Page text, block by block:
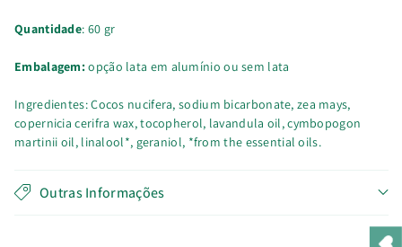
Quantidade: 60 gr
Embalagem:opção lata em alumínio ou sem lata
Ingredientes: Cocos nucifera, sodium bicarbonate, zea mays,
copernicia cerifra wax, tocopherol, lavandula oil, cymbopogon
martinii oil, linalool*, geraniol, *from the essential oils.
Outras Informações